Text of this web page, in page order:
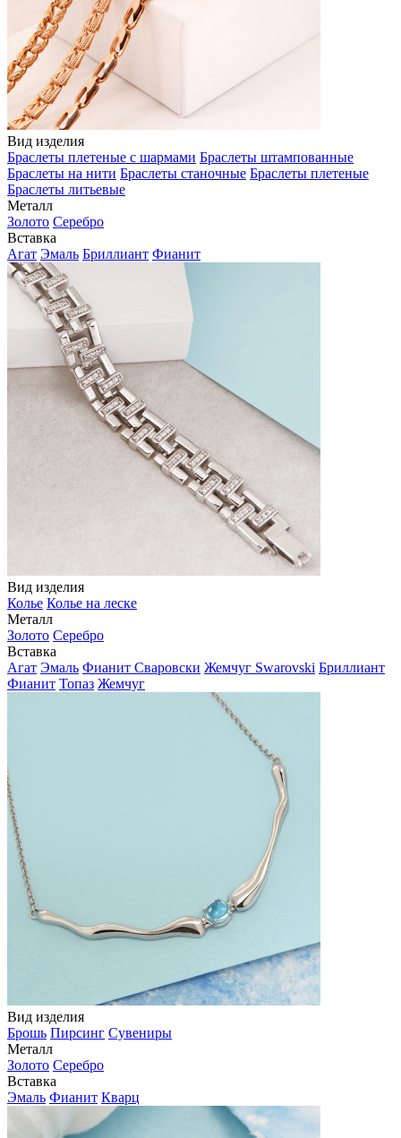
Вид изделия
Браслеты плетеные с шармами Браслеты штампованные
Браслеты на нити Браслеты станочные Браслеты плетеные
Браслеты литьевые
Металл
Золото Серебро
Вставка
Агат Эмаль Бриллиант Фианит
Вид изделия
Колье Колье на леске
Металл
Золото Серебро
Вставка
Агат Эмаль Фианит Сваровски Жемчуг Swarovski Бриллиант
Фианит Топаз Жемчуг
Вид изделия
Брошь Пирсинг Сувениры
Металл
Золото Серебро
Вставка
Эмаль Фианит Кварц